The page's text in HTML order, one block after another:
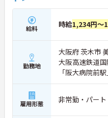
給料 時給1,234円～
勤務地
大阪府 茨木市
大阪高速鉄道
「阪大病院前
雇用形態 非常勤・パー